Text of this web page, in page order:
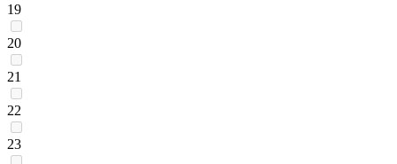
19
20
21
22
23